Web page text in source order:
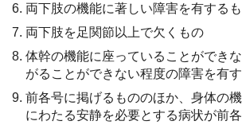
両下肢の機能に著しい障害を有する
両下肢を足関節以上で欠くもの
体幹の機能に座っていることができ
がることができない程度の障害を有
前各号に掲げるもののほか、身体の
にわたる安静を必要とする病状が前